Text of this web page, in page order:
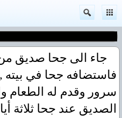
جاء الى جحا صديق من
فاستضافه جحا في
سرور وقدم له
الصديق عند جحا ثلاثة